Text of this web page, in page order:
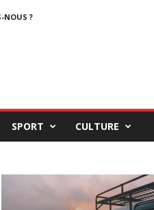
NOUS ?
SPORT CULTURE